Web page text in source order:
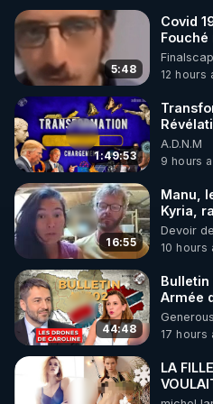
🌱 INSTAGRAM
https://
http://rgnr.li/instagram
🌱 LA NEWSLETTER
Pour ne pas rater
http://rgnr.li/news
🌱 VIDÉOS NON
Toutes les vidéos Youtube
http://rgnr.li/odysee
🌱 LES STAGES EN
5:48
Covid
de
12 hours
1:49:53
07/08/
A.D.N.M
9 hours
16:55
Manu,
Kyria,
vue
Devoir
10 hours
44:48
Bulletin
Armée
série,
17 hours
LA